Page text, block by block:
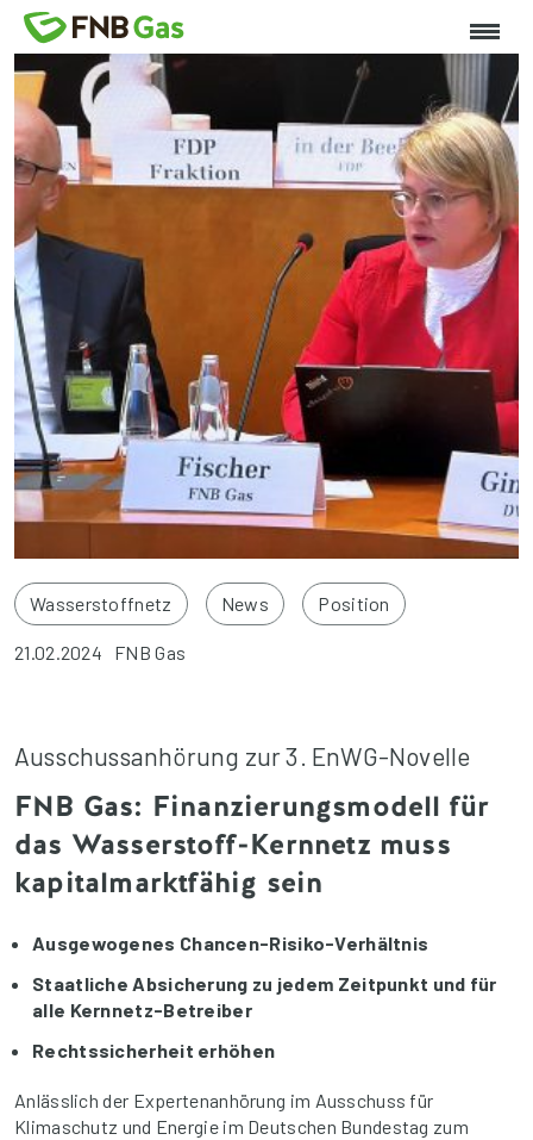
Wasserstoffnetz News Position
21.02.2024 FNB Gas
Ausschussanhörung zur 3. EnWG-Novelle
FNB Gas: Finanzierungsmodell für
das Wasserstoff-Kernnetz muss
kapitalmarktfähig sein
Ausgewogenes Chancen-Risiko-Verhältnis
Staatliche Absicherung zu jedem Zeitpunkt und für
alle Kernnetz-Betreiber
Rechtssicherheit erhöhen
Anlässlich der Expertenanhörung im Ausschuss für
Klimaschutz und Energie im Deutschen Bundestag zum